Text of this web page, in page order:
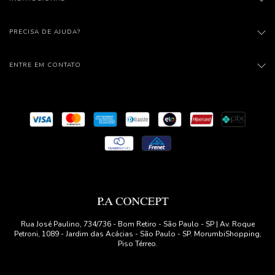
PRECISA DE AJUDA?
ENTRE EM CONTATO
Rua José Paulino, 734/736 - Bom Retiro - São Paulo - SP | Av. Roque
Petroni, 1089 - Jardim das Acácias - São Paulo - SP. MorumbiShopping,
Piso Térreo.